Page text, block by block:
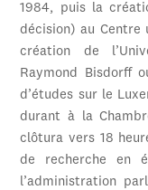
1984, puis la
décision) au Centre
création de
Raymond Bisdorff
d’études sur le
durant à la
clôtura vers 18
de recherche en
l’administration